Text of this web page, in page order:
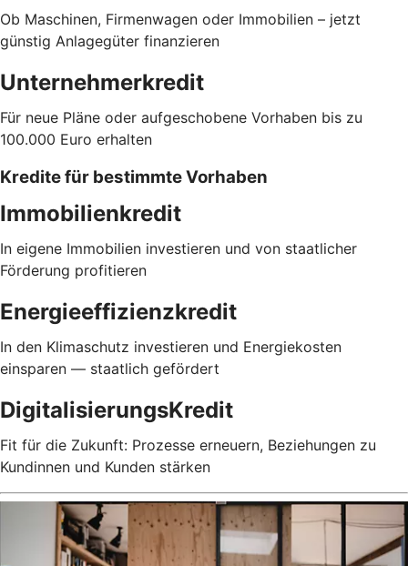
Ob Maschinen, Firmenwagen oder Immobilien – jetzt
günstig Anlagegüter finanzieren
Unternehmerkredit
Für neue Pläne oder aufgeschobene Vorhaben bis zu
100.000 Euro erhalten
Kredite für bestimmte Vorhaben
Immobilienkredit
In eigene Immobilien investieren und von staatlicher
Förderung profitieren
Energieeffizienzkredit
In den Klimaschutz investieren und Energiekosten
einsparen — staatlich gefördert
DigitalisierungsKredit
Fit für die Zukunft: Prozesse erneuern, Beziehungen zu
Kundinnen und Kunden stärken